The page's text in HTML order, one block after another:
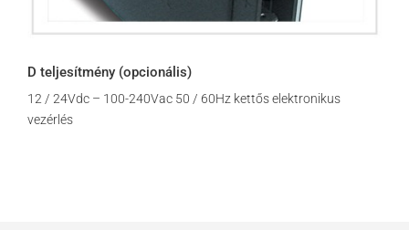
D teljesítmény (opcionális)
12 / 24Vdc – 100-240Vac 50 / 60Hz kettős elektronikus
vezérlés